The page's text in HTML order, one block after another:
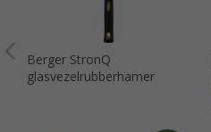
Berger StronQ
glasvezelrubberhamer